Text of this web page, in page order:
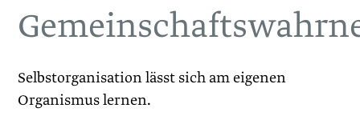
Selbstorganisation lässt sich am eigenen
Organismus lernen.